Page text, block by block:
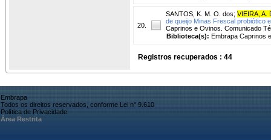
20.
SANTOS, K. M. O. dos; VIEIRA, A.
de queijo Minas Frescal probiótico
Caprinos e Ovinos. Comunicado
Biblioteca(s): Embrapa Caprinos
Registros recuperados : 44
Embrapa
Todos os direitos reservados, conforme Lei n° 9.610
Política de Privacidade
Área Restrita